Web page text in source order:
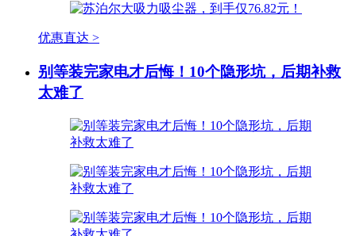
优惠直达 >
别等装完家电才后悔！10个隐形坑，后期补救
太难了